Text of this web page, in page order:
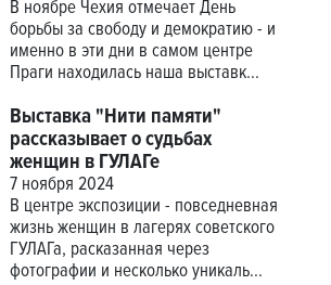
В ноябре Чехия отмечает День
борьбы за свободу и демократию - и
именно в эти дни в самом центре
Праги находилась наша выставк...
Выставка "Нити памяти"
рассказывает о судьбах
женщин в ГУЛАГе
7 ноября 2024
В центре экспозиции - повседневная
жизнь женщин в лагерях советского
ГУЛАГа, расказанная через
фотографии и несколько уникаль...